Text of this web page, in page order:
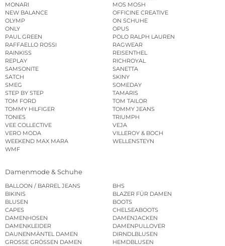
MONARI
MOS MOSH
NEW BALANCE
OFFICINE CREATIVE
OLYMP
ON SCHUHE
ONLY
OPUS
PAUL GREEN
POLO RALPH LAUREN
RAFFAELLO ROSSI
RAGWEAR
RAINKISS
REISENTHEL
REPLAY
RICHROYAL
SAMSONITE
SANETTA
SATCH
SKINY
SMEG
SOMEDAY
STEP BY STEP
TAMARIS
TOM FORD
TOM TAILOR
TOMMY HILFIGER
TOMMY JEANS
TONIES
TRIUMPH
VEE COLLECTIVE
VEJA
VERO MODA
VILLEROY & BOCH
WEEKEND MAX MARA
WELLENSTEYN
WMF
Damenmode & Schuhe
BALLOON / BARREL JEANS
BHS
BIKINIS
BLAZER FÜR DAMEN
BLUSEN
BOOTS
CAPES
CHELSEABOOTS
DAMENHOSEN
DAMENJACKEN
DAMENKLEIDER
DAMENPULLOVER
DAUNENMÄNTEL DAMEN
DIRNDLBLUSEN
GROSSE GRÖSSEN DAMEN
HEMDBLUSEN